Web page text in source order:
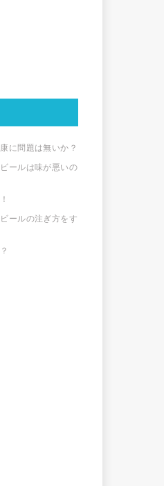
に問題は無いか？
ールは味が悪いの
ールの注ぎ方をす